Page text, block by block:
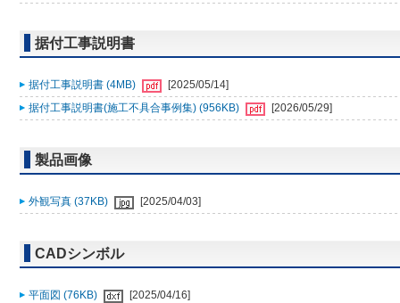
据付工事説明書
据付工事説明書 (4MB)
[2025/05/14]
据付工事説明書(施工不具合事例集) (956KB)
[2026/05/29]
製品画像
外観写真 (37KB) [2025/04/03]
CADシンボル
平面図 (76KB)
[2025/04/16]